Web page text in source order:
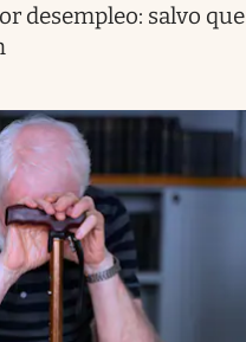
desempleo: salvo que